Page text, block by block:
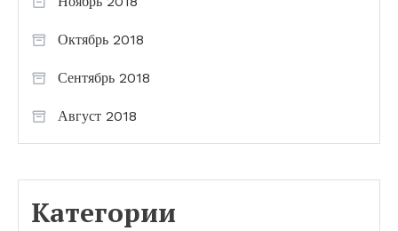
Октябрь 2018
Сентябрь 2018
Август 2018
Категории